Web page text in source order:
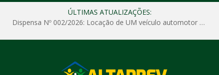
ÚLTIMAS ATUALIZAÇÕES:
Dispensa Nº 002/2026: Locação de UM veículo automotor sem motorista, tipo passeio, com seguro total e quilometragem livre, para atender as demandas operacionais e administrativas do Instituto de Previdência Social dos Servidores Públicos do Município de Altamira – PA – ALTAPREV.